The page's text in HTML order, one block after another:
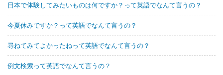
日本で体験してみたいものは何ですか？って英語でなんて言うの？
今夏休みですか？って英語でなんて言うの？
尋ねてみてよかったねって英語でなんて言うの？
例文検索って英語でなんて言うの？